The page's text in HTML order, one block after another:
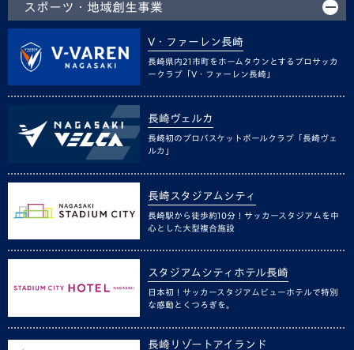
スポーツ・地域創生事業
V・ファーレン長崎
長崎県内21市町をホームタウンとするプロサッカ
ークラブ「V・ファーレン長崎」
長崎ヴェルカ
長崎初のプロバスケットボールクラブ「長崎ヴェ
ルカ」
長崎スタジアムシティ
長崎駅から徒歩約10分！サッカースタジアムを中
心とした大型複合施設
スタジアムシティホテル長崎
日本初！サッカースタジアムビューホテルで特別
な感動とくつろぎを。
長崎リゾートアイランド